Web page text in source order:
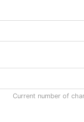
Current number of